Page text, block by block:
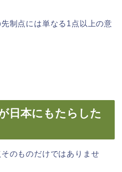
制点には単なる1点以上の意
日本にもたらした
のものだけではありませ